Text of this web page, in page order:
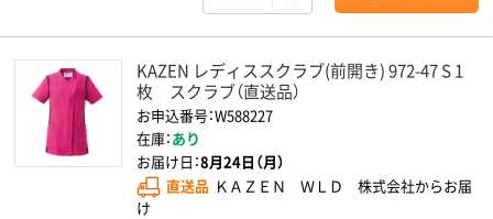
KAZEN レディススクラブ(前開き) 972-47 S 1
枚 スクラブ（直送品）
お申込番号：W588227
在庫：あり
お届け日：8月24日（月）
直送品 ＫＡＺＥＮ ＷＬＤ 株式会社からお届
け